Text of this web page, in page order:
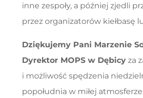
inne zespoły, a później zjedli
przez organizatorów kiełbasę
Dziękujemy Pani Marzenie
Dyrektor MOPS w Dębicyza
i możliwość spędzenia
popołudnia w miłej